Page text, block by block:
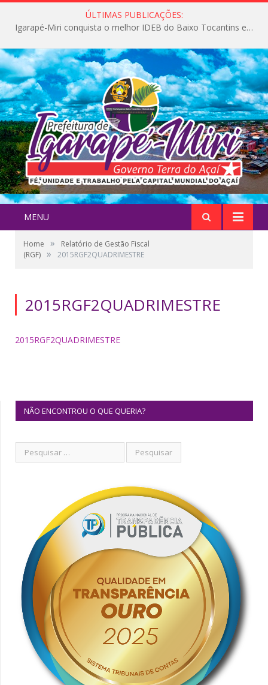
ÚLTIMAS PUBLICAÇÕES:
Igarapé-Miri conquista o melhor IDEB do Baixo Tocantins e avança na qualidade da educação pública
MENU
Home »
Relatório de Gestão Fiscal
(RGF) » 2015RGF2QUADRIMESTRE
2015RGF2QUADRIMESTRE
2015RGF2QUADRIMESTRE
NÃO ENCONTROU O QUE QUERIA?